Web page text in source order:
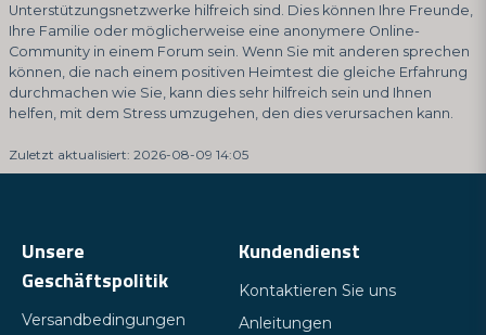
Unterstützungsnetzwerke hilfreich sind. Dies können Ihre Freunde,
Ihre Familie oder möglicherweise eine anonymere Online-
Community in einem Forum sein. Wenn Sie mit anderen sprechen
können, die nach einem positiven Heimtest die gleiche Erfahrung
durchmachen wie Sie, kann dies sehr hilfreich sein und Ihnen
helfen, mit dem Stress umzugehen, den dies verursachen kann.
Zuletzt aktualisiert: 2026-08-09 14:05
Unsere
Geschäftspolitik
Versandbedingungen
Kundendienst
Kontaktieren Sie uns
Anleitungen